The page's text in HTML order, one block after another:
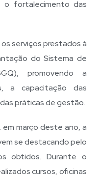
o fortalecimento das
serviços prestados à
do Sistema de
promovendo a
a capacitação das
práticas de gestão.
em março deste ano, a
se destacando pelo
obtidos. Durante o
cursos, oficinas